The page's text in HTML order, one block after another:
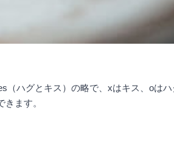
ハグとキス）の略で、xはキス、oはハ
ます。